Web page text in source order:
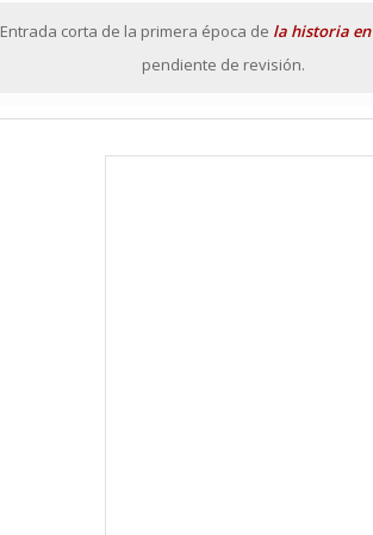
Entrada corta de la primera época de la historia
pendiente de revisión.